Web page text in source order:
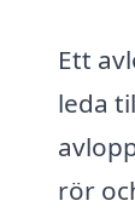
Ett
leda
rör